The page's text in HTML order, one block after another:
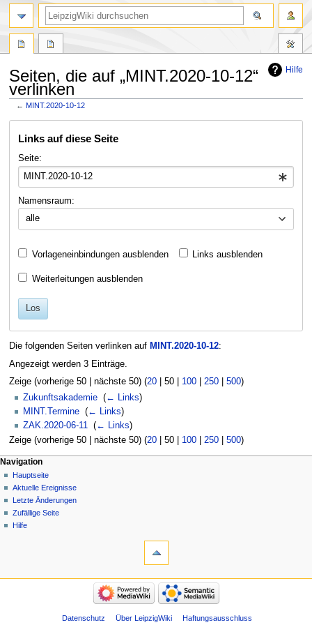
Hilfe
Seiten, die auf „MINT.2020-10-12“
verlinken
←MINT.2020-10-12
Navigation
Suche
Links auf diese Seite
Seite:
Namensraum:
alle
Vorlageneinbindungen ausblenden Links ausblenden
Weiterleitungen ausblenden
Los
Die folgenden Seiten verlinken auf MINT.2020-10-12:
Angezeigt werden 3 Einträge.
Zeige (vorherige 50| nächste 50) (20| 50| 100| 250| 500)
Zukunftsakademie (← Links)
MINT.Termine (← Links)
ZAK.2020-06-11 (← Links)
Zeige (vorherige 50| nächste 50) (20| 50| 100| 250| 500)
Navigation
Hauptseite
Aktuelle Ereignisse
Letzte Änderungen
Zufällige Seite
Hilfe
Datenschutz Über LeipzigWiki Haftungsausschluss